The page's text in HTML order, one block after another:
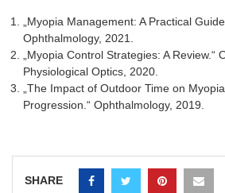
„Myopia Management: A Practical
Ophthalmology, 2021.
„Myopia Control Strategies: A Review.“
Physiological Optics, 2020.
„The Impact of Outdoor Time on
Progression.“ Ophthalmology, 2019.
SHARE